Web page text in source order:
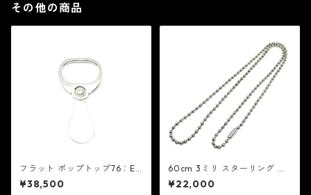
その他の商品
フラット ポップトップ76：ED
F イーディーエフ
¥38,500
60cm 3ミリ スターリング シ
ルバー ボール チェーン：MIC
ミック
¥22,000